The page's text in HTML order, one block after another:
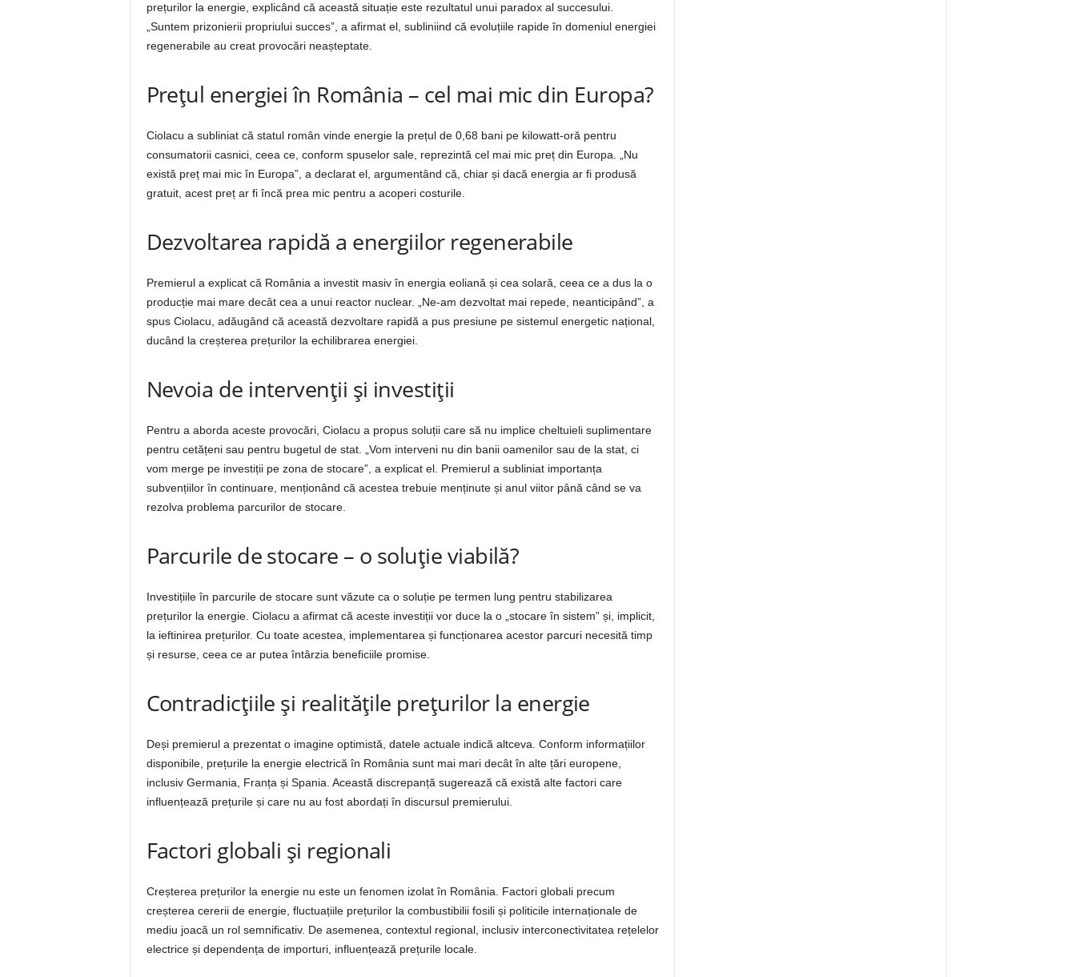
prețurilor la energie, explicând că această situație este rezultatul unui paradox al succesului.
„Suntem prizonierii propriului succes”, a afirmat el, subliniind că evoluțiile rapide în domeniul energiei
regenerabile au creat provocări neașteptate.
Prețul energiei în România – cel mai mic din Europa?
Ciolacu a subliniat că statul român vinde energie la prețul de 0,68 bani pe kilowatt-oră pentru
consumatorii casnici, ceea ce, conform spuselor sale, reprezintă cel mai mic preț din Europa. „Nu
există preț mai mic în Europa”, a declarat el, argumentând că, chiar și dacă energia ar fi produsă
gratuit, acest preț ar fi încă prea mic pentru a acoperi costurile.
Dezvoltarea rapidă a energiilor regenerabile
Premierul a explicat că România a investit masiv în energia eoliană și cea solară, ceea ce a dus la o
producție mai mare decât cea a unui reactor nuclear. „Ne-am dezvoltat mai repede, neanticipând”, a
spus Ciolacu, adăugând că această dezvoltare rapidă a pus presiune pe sistemul energetic național,
ducând la creșterea prețurilor la echilibrarea energiei.
Nevoia de intervenții și investiții
Pentru a aborda aceste provocări, Ciolacu a propus soluții care să nu implice cheltuieli suplimentare
pentru cetățeni sau pentru bugetul de stat. „Vom interveni nu din banii oamenilor sau de la stat, ci
vom merge pe investiții pe zona de stocare”, a explicat el. Premierul a subliniat importanța
subvențiilor în continuare, menționând că acestea trebuie menținute și anul viitor până când se va
rezolva problema parcurilor de stocare.
Parcurile de stocare – o soluție viabilă?
Investițiile în parcurile de stocare sunt văzute ca o soluție pe termen lung pentru stabilizarea
prețurilor la energie. Ciolacu a afirmat că aceste investiții vor duce la o „stocare în sistem” și, implicit,
la ieftinirea prețurilor. Cu toate acestea, implementarea și funcționarea acestor parcuri necesită timp
și resurse, ceea ce ar putea întârzia beneficiile promise.
Contradicțiile și realitățile prețurilor la energie
Deși premierul a prezentat o imagine optimistă, datele actuale indică altceva. Conform informațiilor
disponibile, prețurile la energie electrică în România sunt mai mari decât în alte țări europene,
inclusiv Germania, Franța și Spania. Această discrepanță sugerează că există alte factori care
influențează prețurile și care nu au fost abordați în discursul premierului.
Factori globali și regionali
Creșterea prețurilor la energie nu este un fenomen izolat în România. Factori globali precum
creșterea cererii de energie, fluctuațiile prețurilor la combustibilii fosili și politicile internaționale de
mediu joacă un rol semnificativ. De asemenea, contextul regional, inclusiv interconectivitatea rețelelor
electrice și dependența de importuri, influențează prețurile locale.